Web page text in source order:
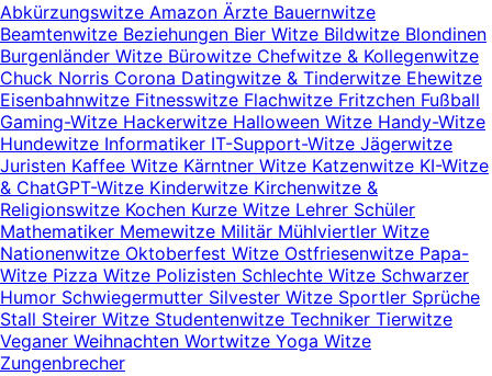
Abkürzungswitze Amazon Ärzte Bauernwitze
Beamtenwitze Beziehungen Bier Witze Bildwitze Blondinen
Burgenländer Witze Bürowitze Chefwitze & Kollegenwitze
Chuck Norris Corona Datingwitze & Tinderwitze Ehewitze
Eisenbahnwitze Fitnesswitze Flachwitze Fritzchen Fußball
Gaming-Witze Hackerwitze Halloween Witze Handy-Witze
Hundewitze Informatiker IT-Support-Witze Jägerwitze
Juristen Kaffee Witze Kärntner Witze Katzenwitze KI-Witze
& ChatGPT-Witze Kinderwitze Kirchenwitze &
Religionswitze Kochen Kurze Witze Lehrer Schüler
Mathematiker Memewitze Militär Mühlviertler Witze
Nationenwitze Oktoberfest Witze Ostfriesenwitze Papa-
Witze Pizza Witze Polizisten Schlechte Witze Schwarzer
Humor Schwiegermutter Silvester Witze Sportler Sprüche
Stall Steirer Witze Studentenwitze Techniker Tierwitze
Veganer Weihnachten Wortwitze Yoga Witze
Zungenbrecher